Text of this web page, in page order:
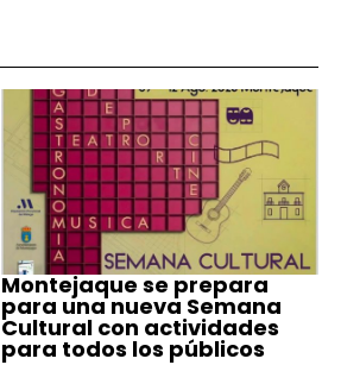
Montejaque se prepara
para una nueva Semana
Cultural con actividades
para todos los públicos